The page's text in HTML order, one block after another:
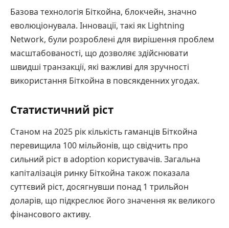
Базова технологія Біткойна, блокчейн, значно
еволюціонувала. Інновації, такі як Lightning
Network, були розроблені для вирішення проблем
масштабованості, що дозволяє здійснювати
швидші транзакції, які важливі для зручності
використання Біткойна в повсякденних угодах.
Статистичний ріст
Станом на 2025 рік кількість гаманців Біткойна
перевищила 100 мільйонів, що свідчить про
сильний ріст в adoption користувачів. Загальна
капіталізація ринку Біткойна також показала
суттєвий ріст, досягнувши понад 1 трильйон
доларів, що підкреслює його значення як великого
фінансового активу.